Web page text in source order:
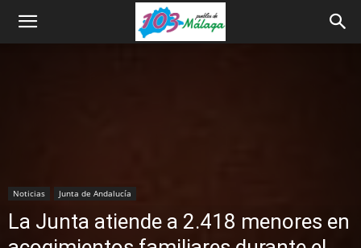
Noticias Junta de Andalucía
La Junta atiende a 2.418 menores en